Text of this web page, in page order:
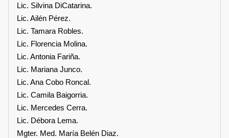
Lic. Silvina DiCatarina.
Lic. Ailén Pérez.
Lic. Tamara Robles.
Lic. Florencia Molina.
Lic. Antonia Fariña.
Lic. Mariana Junco.
Lic. Ana Cobo Roncal.
Lic. Camila Baigorria.
Lic. Mercedes Cerra.
Lic. Débora Lema.
Mgter. Med. María Belén Diaz.